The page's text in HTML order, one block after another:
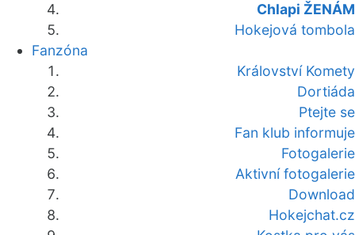
Chlapi ŽENÁM
Hokejová tombola
Fanzóna
Království Komety
Dortiáda
Ptejte se
Fan klub informuje
Fotogalerie
Aktivní fotogalerie
Download
Hokejchat.cz